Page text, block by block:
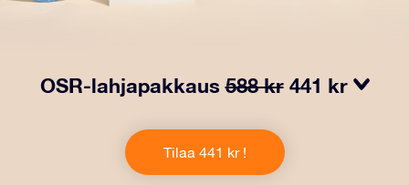
OSR-lahjapakkaus588 kr 441 kr
Tämä lahja sisältää kauniin kirjekuoren ja
henkilökohtaiset ​​asiakirjat, jotka lähetetään
valitsemaasi osoitteeseen. Saat myös digitaaliset
Tilaa 441 kr !